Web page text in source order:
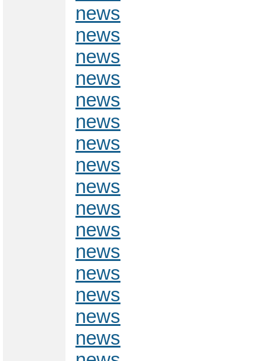
news
news
news
news
news
news
news
news
news
news
news
news
news
news
news
news